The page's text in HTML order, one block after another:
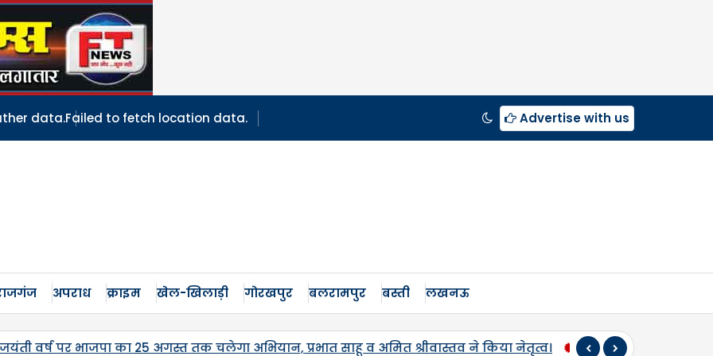
data.Failed to fetch location data. Advertise with us
अपराध क्राइम खेल-खिलाड़ी गोरखपुर बलरामपुर बस्ती लखनऊ
साहू व अमित श्रीवास्तव ने किया नेतृत्व। जनपद में पहली बार एमएसपी पर होगी उड़द-मूंग की खरीद, सलोन के कमालगंज